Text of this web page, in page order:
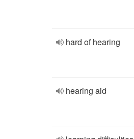
hard of hearing
hearing aid